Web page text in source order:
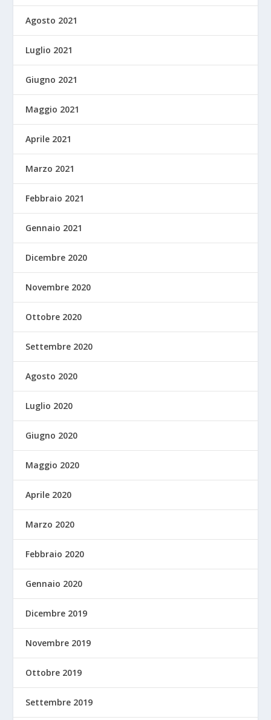
Agosto 2021
Luglio 2021
Giugno 2021
Maggio 2021
Aprile 2021
Marzo 2021
Febbraio 2021
Gennaio 2021
Dicembre 2020
Novembre 2020
Ottobre 2020
Settembre 2020
Agosto 2020
Luglio 2020
Giugno 2020
Maggio 2020
Aprile 2020
Marzo 2020
Febbraio 2020
Gennaio 2020
Dicembre 2019
Novembre 2019
Ottobre 2019
Settembre 2019